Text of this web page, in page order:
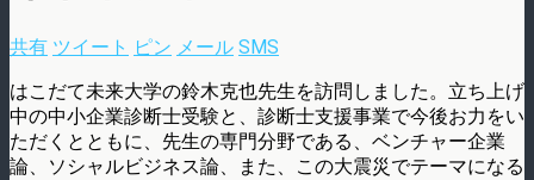
共有 ツイート ピン メール SMS
はこだて未来大学の鈴木克也先生を訪問しました。立ち上げ
中の中小企業診断士受験と、診断士支援事業で今後お力をい
ただくとともに、先生の専門分野である、ベンチャー企業
論、ソシャルビジネス論、また、この大震災でテーマになる